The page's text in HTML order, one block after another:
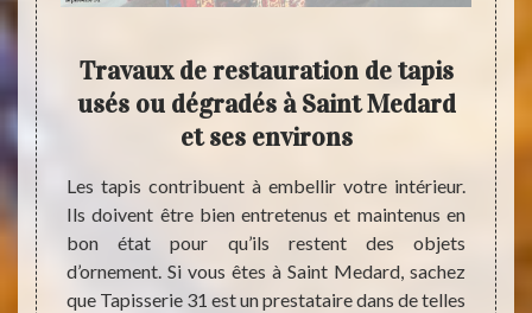
ne
des
à
Travaux de restauration de tapis
usés ou dégradés à Saint Medard
et ses environs
Les tapis contribuent à embellir votre intérieur.
Ils doivent être bien entretenus et maintenus en
bon état pour qu’ils restent des objets
d’ornement. Si vous êtes à Saint Medard, sachez
que Tapisserie 31 est un prestataire dans de telles
Si